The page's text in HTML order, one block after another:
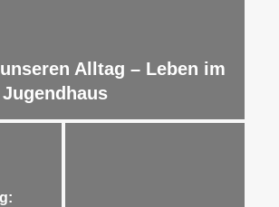
Alltag – Leben im